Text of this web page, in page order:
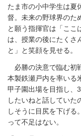
たま市の小中学生は夏
督。未来の野球界のた
と願う指揮官は「ここ
は、授業の後にたくさ
と」と笑顔を見せる。
必勝の決意で臨む初
本製鉄瀬戸内を率いる
甲子園出場を目指し、
したいねと話していた
しそうに目尻を下げる
って不足はない。